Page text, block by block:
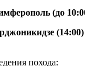
(до
похода: